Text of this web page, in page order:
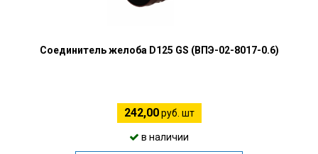
Соединитель желоба D125 GS (ВПЭ-02-8017-0.6)
242,00руб. шт
в наличии